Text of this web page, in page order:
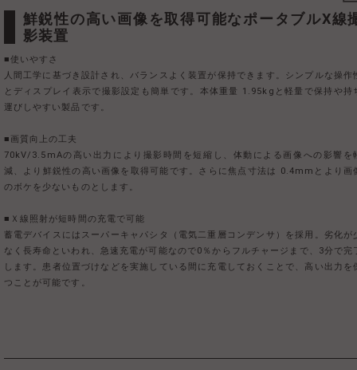
鮮鋭性の高い画像を取得可能なポータブルX線撮
影装置
■使いやすさ
人間工学に基づき設計され、バランスよく装置が保持できます。シンプルな操作
とディスプレイ表示で撮影設定も簡単です。本体重量 1.95kgと軽量で保持や持
運びしやすい製品です。
■画質向上の工夫
70kV/3.5mAの高い出力により撮影時間を短縮し、体動による画像への影響を
減、より鮮鋭性の高い画像を取得可能です。さらに焦点寸法は 0.4mmとより画
のボケを少ないものとします。
■Ｘ線照射が短時間の充電で可能
蓄電デバイスにはスーパーキャパシタ（電気二重層コンデンサ）を採用。劣化が
なく長寿命といわれ、急速充電が可能なので0％からフルチャージまで、3分で完
します。患者位置づけなどを実施している間に充電しておくことで、高い出力を
つことが可能です。